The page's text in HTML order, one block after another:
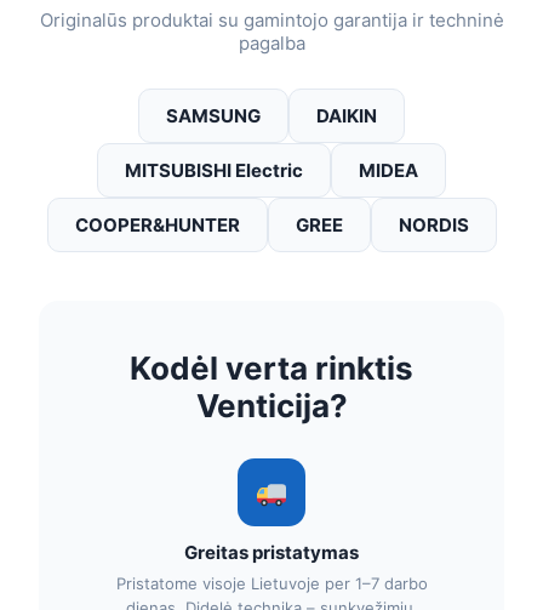
Originalūs produktai su gamintojo garantija ir techninė
pagalba
SAMSUNG DAIKIN
MITSUBISHI Electric MIDEA
COOPER&HUNTER GREE NORDIS
Kodėl verta rinktis
Venticija?
Greitas pristatymas
Pristatome visoje Lietuvoje per 1–7 darbo